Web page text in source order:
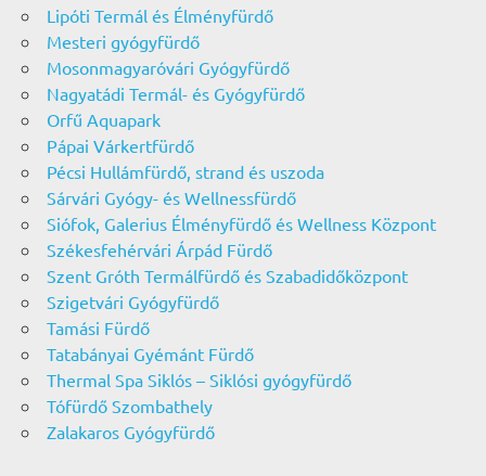
Lipóti Termál és Élményfürdő
Mesteri gyógyfürdő
Mosonmagyaróvári Gyógyfürdő
Nagyatádi Termál- és Gyógyfürdő
Orfű Aquapark
Pápai Várkertfürdő
Pécsi Hullámfürdő, strand és uszoda
Sárvári Gyógy- és Wellnessfürdő
Siófok, Galerius Élményfürdő és Wellness Központ
Székesfehérvári Árpád Fürdő
Szent Gróth Termálfürdő és Szabadidőközpont
Szigetvári Gyógyfürdő
Tamási Fürdő
Tatabányai Gyémánt Fürdő
Thermal Spa Siklós – Siklósi gyógyfürdő
Tófürdő Szombathely
Zalakaros Gyógyfürdő